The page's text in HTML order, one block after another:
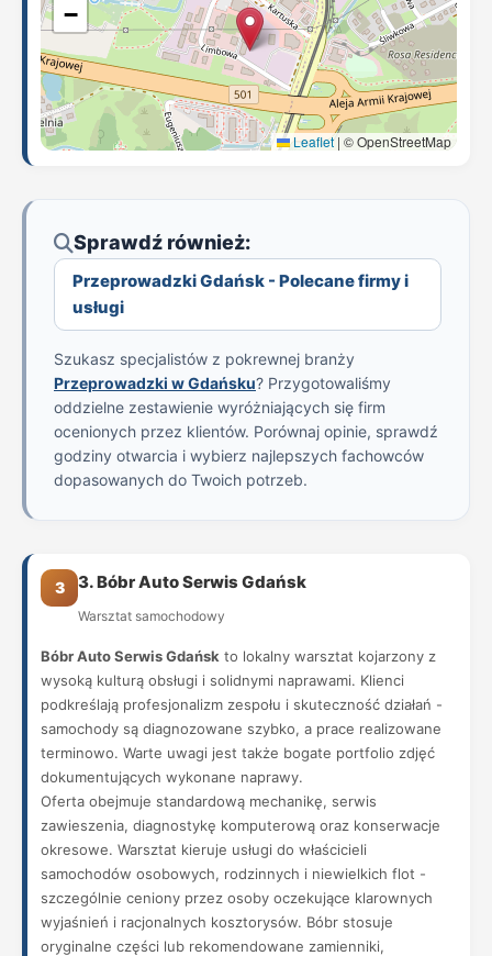
−
Leaflet | © OpenStreetMap
Sprawdź również:
Przeprowadzki Gdańsk - Polecane firmy i
usługi
Szukasz specjalistów z pokrewnej branży
Przeprowadzki w Gdańsku? Przygotowaliśmy
oddzielne zestawienie wyróżniających się firm
ocenionych przez klientów. Porównaj opinie, sprawdź
godziny otwarcia i wybierz najlepszych fachowców
dopasowanych do Twoich potrzeb.
3 3. Bóbr Auto Serwis Gdańsk
Warsztat samochodowy
Bóbr Auto Serwis Gdańsk to lokalny warsztat kojarzony z
wysoką kulturą obsługi i solidnymi naprawami. Klienci
podkreślają profesjonalizm zespołu i skuteczność działań -
samochody są diagnozowane szybko, a prace realizowane
terminowo. Warte uwagi jest także bogate portfolio zdjęć
dokumentujących wykonane naprawy.
Oferta obejmuje standardową mechanikę, serwis
zawieszenia, diagnostykę komputerową oraz konserwacje
okresowe. Warsztat kieruje usługi do właścicieli
samochodów osobowych, rodzinnych i niewielkich flot -
szczególnie ceniony przez osoby oczekujące klarownych
wyjaśnień i racjonalnych kosztorysów. Bóbr stosuje
oryginalne części lub rekomendowane zamienniki,